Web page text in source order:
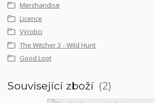
Merchandise
Licence
Výrobci
The Witcher 3 - Wild Hunt
Good Loot
Související zboží 2